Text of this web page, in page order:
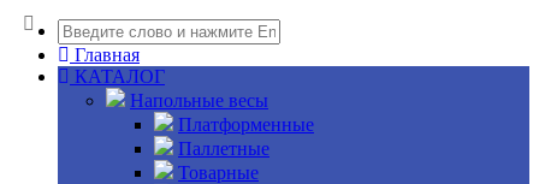
Главная
КАТАЛОГ
Напольные весы
Платформенные
Паллетные
Товарные